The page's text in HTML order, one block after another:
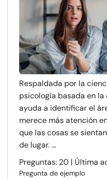
Respaldada por la
psicología basada en
ayuda a identificar el
merece más atención
que las cosas se
de lugar. ...
Preguntas: 20 | Última
Pregunta de ejemplo